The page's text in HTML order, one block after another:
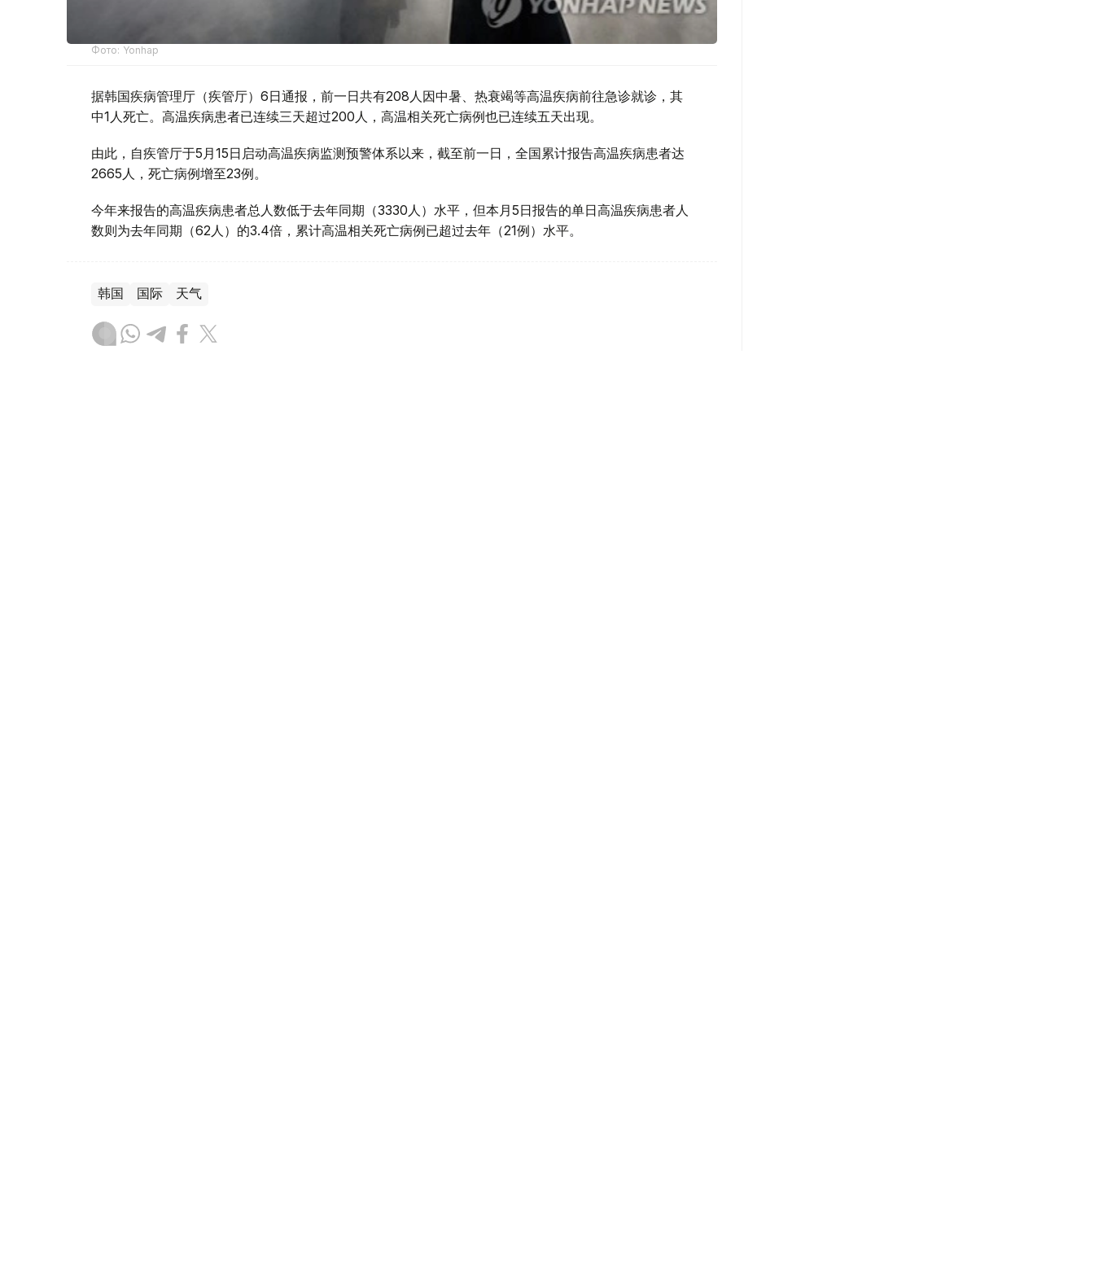
Фото: Yonhap
据韩国疾病管理厅（疾管厅）6日通报，前一日共有208人因中暑、热衰竭等高温疾病前往急诊就诊，其
中1人死亡。高温疾病患者已连续三天超过200人，高温相关死亡病例也已连续五天出现。
由此，自疾管厅于5月15日启动高温疾病监测预警体系以来，截至前一日，全国累计报告高温疾病患者达
2665人，死亡病例增至23例。
今年来报告的高温疾病患者总人数低于去年同期（3330人）水平，但本月5日报告的单日高温疾病患者人
数则为去年同期（62人）的3.4倍，累计高温相关死亡病例已超过去年（21例）水平。
韩国 国际 天气